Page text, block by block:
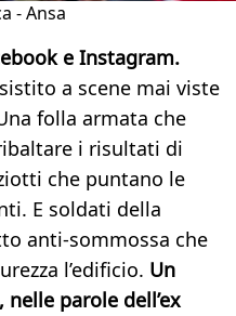
- Ansa
e Instagram.
a scene mai viste
folla armata che
i risultati di
che puntano le
E soldati della
anti-sommossa che
l’edificio. Un
parole dell’ex